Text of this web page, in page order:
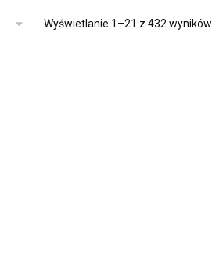
Wyświetlanie 1–21 z 432 wyników